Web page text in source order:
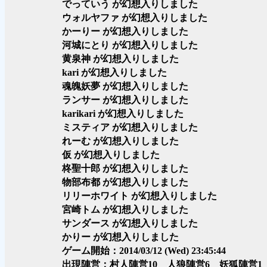
でっていう が幻想入りしました
ウォルヤファ が幻想入りしました
かーりー が幻想入りしました
河城にとり が幻想入りしました
黄泉神 が幻想入りしました
kari が幻想入りしました
魂魄妖夢 が幻想入りしました
ランサー が幻想入りしました
karikari が幻想入りしました
ミスティア が幻想入りしました
れーむ が幻想入りしました
仮 が幻想入りしました
柊聖十郎 が幻想入りしました
物部布都 が幻想入りしました
リリーホワイト が幻想入りしました
宮崎トム が幻想入りしました
サンダース が幻想入りしました
かりー が幻想入りしました
ゲーム開始：2014/03/12 (Wed) 23:45:44
出現陣営：村人陣営10 人狼陣営6 妖狐陣営